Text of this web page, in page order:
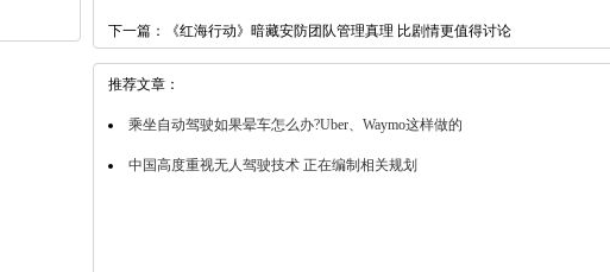
下一篇： 《红海行动》暗藏安防团队管理真理 比剧情更值得讨论
推荐文章：
乘坐自动驾驶如果晕车怎么办?Uber、Waymo这样做的
中国高度重视无人驾驶技术 正在编制相关规划